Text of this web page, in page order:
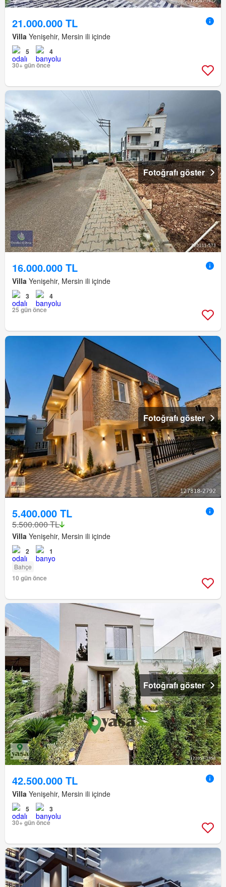
21.000.000 TL
Villa Yenişehir, Mersin ili içinde
5
4
30+ gün önce
Fotoğrafı göster
16.000.000 TL
Villa Yenişehir, Mersin ili içinde
3
4
25 gün önce
Fotoğrafı göster
5.400.000 TL
5.500.000 TL
Villa Yenişehir, Mersin ili içinde
2 1
Bahçe
10 gün önce
Fotoğrafı göster
42.500.000 TL
Villa Yenişehir, Mersin ili içinde
5
3
30+ gün önce